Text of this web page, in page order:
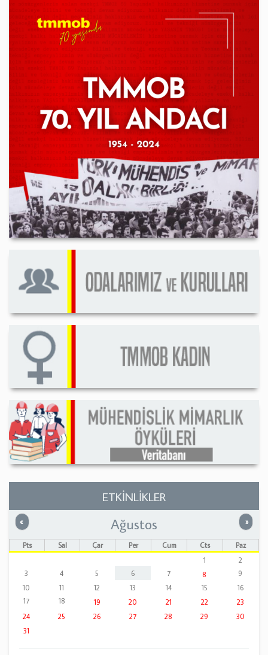
ETKİNLİKLER
« Önceki »
Ağustos
Pts Sal Çar Per Cum Cts
Paz
1
2
3
4 5 6 7 8
9
10
11 12 13 14 15
16
17
18 19 20 21 22
23
24
25 26 27 28 29
30
31